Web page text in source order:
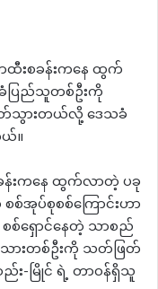
ထီးစခန်းကနေ ထွက်
ပြည်သူတစ်ဦးကို
သွားတယ်လို့ ဒေသခံ
။
န်းကနေ ထွက်လာတဲ့ ပခု
စ်အုပ်စုစစ်ကြောင်းဟာ
စ်ရှောင်နေတဲ့ သာစည်
ားတစ်ဦးကို သတ်ဖြတ်
-မြိုင် ရဲ့ တာဝန်ရှိသူ